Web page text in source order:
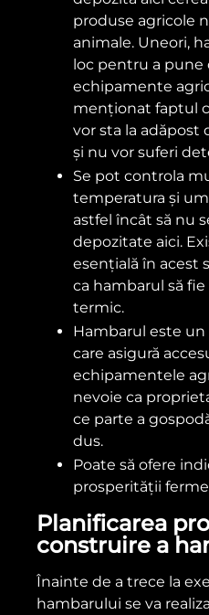
produse agricole
animale. Uneori,
loc pentru a pune
echipamente
menționat faptul
vor sta la
și nu vor suferi
Se pot controla
temperatura și
astfel încât să nu
depozitate aici.
esențială în acest
ca hambarul să
termic.
Hambarul este
care asigură
echipamentele
nevoie ca
ce parte a
dus.
Poate să ofere
prosperității
Planificarea
construire a
Înainte de a trece la
hambarului se va